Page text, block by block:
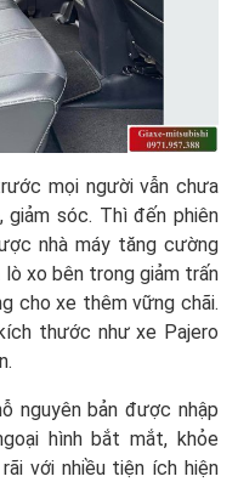
mọi người vẫn chưa
giảm sóc. Thì đến phiên
nhà máy tăng cường
xo bên trong giảm trấn
cho xe thêm vững chãi.
thước như xe Pajero
nguyên bản được nhập
hình bắt mắt, khỏe
với nhiều tiện ích hiện